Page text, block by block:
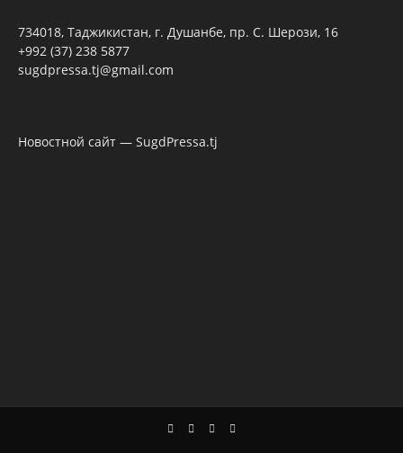
734018, Таджикистан, г. Душанбе, пр. С. Шерози, 16
+992 (37) 238 5877
sugdpressa.tj@gmail.com
Новостной сайт — SugdPressa.tj